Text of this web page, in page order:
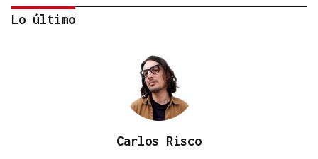
Lo último
Carlos Risco